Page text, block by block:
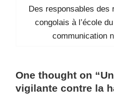
l’article
Next
post:
Des responsables des
congolais à l’école
communication
One thought on
vigilante contre la